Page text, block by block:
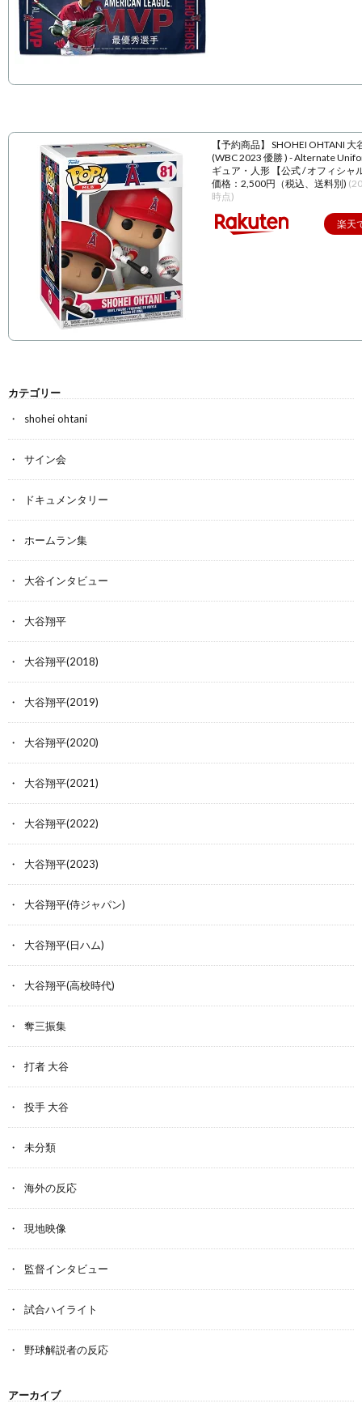
【予約商品】 SHOHEI OHTANI 大
(WBC 2023 優勝 ) - Alternate
ギュア・人形 【公式 / オフィシャ
価格：2,500円（税込、送料別)
時点)
楽天
カテゴリー
shohei ohtani
サイン会
ドキュメンタリー
ホームラン集
大谷インタビュー
大谷翔平
大谷翔平(2018)
大谷翔平(2019)
大谷翔平(2020)
大谷翔平(2021)
大谷翔平(2022)
大谷翔平(2023)
大谷翔平(侍ジャパン)
大谷翔平(日ハム)
大谷翔平(高校時代)
奪三振集
打者 大谷
投手 大谷
未分類
海外の反応
現地映像
監督インタビュー
試合ハイライト
野球解説者の反応
アーカイブ